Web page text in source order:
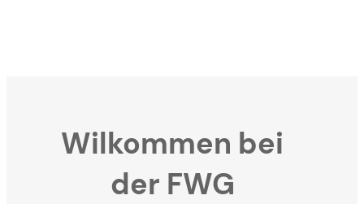
Wilkommen bei
der FWG